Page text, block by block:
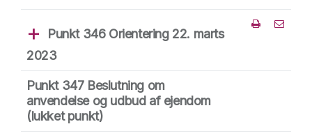
Punkt 346 Orientering 22. marts
2023
Punkt 347 Beslutning om
anvendelse og udbud af ejendom
(lukket punkt)